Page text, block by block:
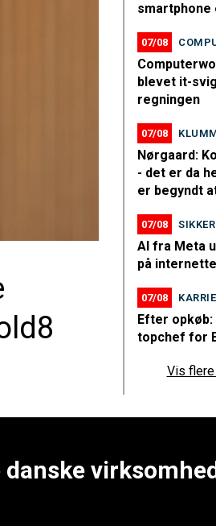
smartphone
07/08
blevet it-
regningen
07/08
Nørgaard:
- det er da
er begyndt
07/08
AI fra Meta
på
07/08
Efter
topchef for
Vis